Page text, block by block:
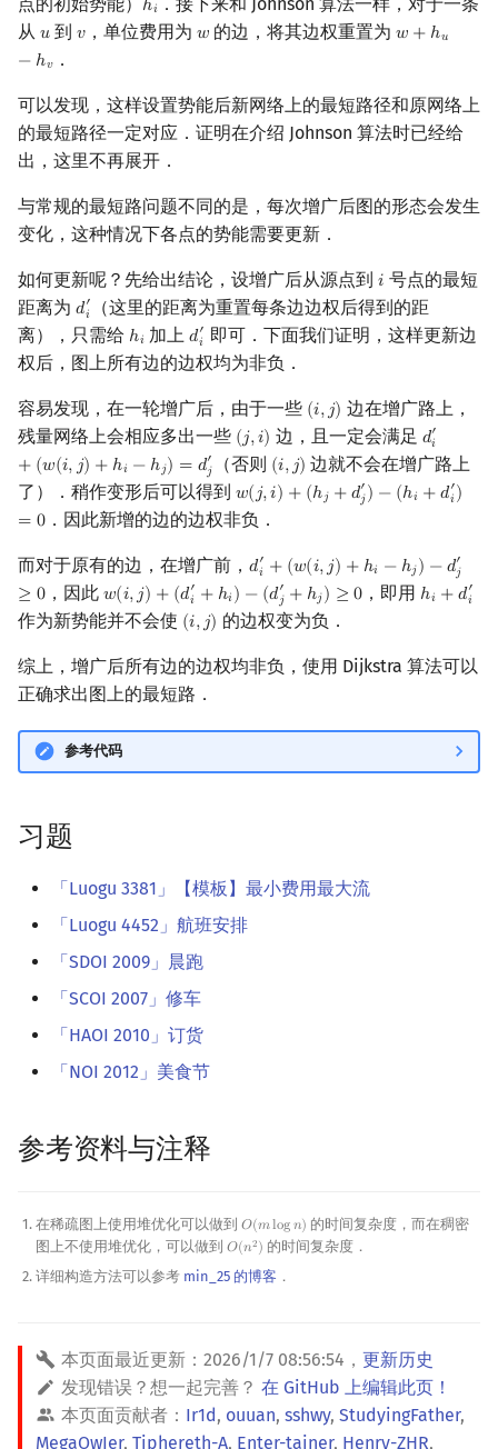
ℎ𝑖
hi
从 𝑢
u 到𝑣
v，单位费用为 𝑤
w 的边，将其边权重置为𝑤 + ℎ𝑢
− ℎ𝑣
w +h u−h
．
可以发现，这样设置势能后新网络上的最短路径和原网络上
的最短路径一定对应．证明在介绍 Johnson 算法时已经给
出，这里不再展开．
与常规的最短路问题不同的是，每次增广后图的形态会发生
变化，这种情况下各点的势能需要更新．
如何更新呢？先给出结论，设增广后从源点到 𝑖
i 号点的最短
距离为 𝑑′
𝑖
di （这里的距离为重置每条边边权后得到的距
离），只需给 ℎ𝑖
hi 加上𝑑′
𝑖
di 即可．下面我们证明，这样更新边
权后，图上所有边的边权均为非负．
容易发现，在一轮增广后，由于一些 (𝑖,𝑗)
(i,j)
边在增广路上，
残量网络上会相应多出一些 (𝑗,𝑖)
(j,i) 边，且一定会满足 𝑑′
𝑖
+ (𝑤(𝑖,𝑗) + ℎ𝑖 − ℎ𝑗) = 𝑑′
𝑗
di
（否则 (𝑖,𝑗)
(i,j)
边就不会在增广路上
了）．稍作变形后可以得到 𝑤(𝑗,𝑖) + (ℎ𝑗 +𝑑′
𝑗) − (ℎ𝑖 +𝑑′
𝑖)
= 0
w(j,i)+ hj +dj′ )− (hi+ di ′)=0
．因此新增的边的边权非负．
而对于原有的边，在增广前， 𝑑′
𝑖 + (𝑤(𝑖,𝑗) + ℎ𝑖 − ℎ𝑗) −𝑑′
𝑗
≥ 0
di +( w(i,j)+h −hj)− dj ′≥0
，因此 𝑤(𝑖,𝑗) + (𝑑′
𝑖 + ℎ𝑖) − (𝑑′
𝑗 + ℎ𝑗) ≥ 0
w(i,j)+( di ′+h )− (dj′ +h j)≥0 ，即用 ℎ𝑖 +𝑑′
𝑖
hi +d i′
作为新势能并不会使 (𝑖,𝑗)
(i,j) 的边权变为负．
综上，增广后所有边的边权均非负，使用 Dijkstra 算法可以
正确求出图上的最短路．
参考代码
习题
「Luogu 3381」【模板】最小费用最大流
「Luogu 4452」航班安排
「SDOI 2009」晨跑
「SCOI 2007」修车
「HAOI 2010」订货
「NOI 2012」美食节
参考资料与注释
在稀疏图上使用堆优化可以做到 𝑂(𝑚log𝑛)
O(mlogn) 的时间复杂度，而在稠密
图上不使用堆优化，可以做到 𝑂(𝑛2)
O(n2) 的时间复杂度．
详细构造方法可以参考 min_25 的博客 ．
本页面最近更新： 2026/1/7 08:56:54 ， 更新历史
发现错误？想一起完善？ 在 GitHub 上编辑此页！
本页面贡献者： Ir1d, ouuan, sshwy, StudyingFather,
MegaOwIer, Tiphereth-A, Enter-tainer, Henry-ZHR,